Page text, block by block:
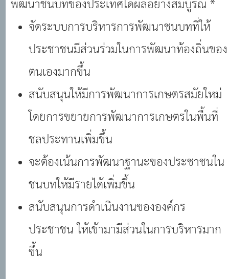
จัดระบบการบริหารการพัฒนาชนบทที่ให้
ประชาชนมีส่วนร่วมในการพัฒนาท้องถิ่นของ
ตนเองมากขึ้น
สนับสนุนให้มีการพัฒนาการเกษตรสมัยใหม่
โดยการขยายการพัฒนาการเกษตรในพื้นที่
ชลประทานเพิ่มขึ้น
จะต้องเน้นการพัฒนาฐานะของประชาชนใน
ชนบทให้มีรายได้เพิ่มขึ้น
สนับสนุนการดําเนินงานขององค์กร
ประชาชน ให้เข้ามามีส่วนในการบริหารมาก
ขึ้น